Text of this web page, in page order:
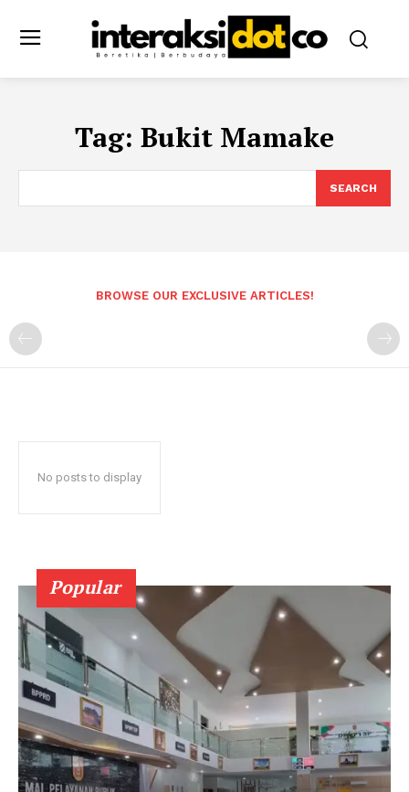
Tag: Bukit Mamake
SEARCH
BROWSE OUR EXCLUSIVE ARTICLES!
No posts to display
Popular